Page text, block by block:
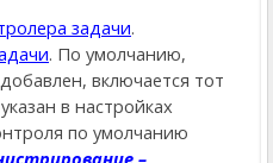
задачи.
. По умолчанию,
включается тот
в настройках
по умолчанию